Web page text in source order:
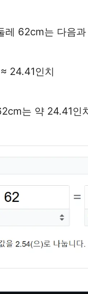
레 62cm는 다음
24.41인치
는 약 24.41인